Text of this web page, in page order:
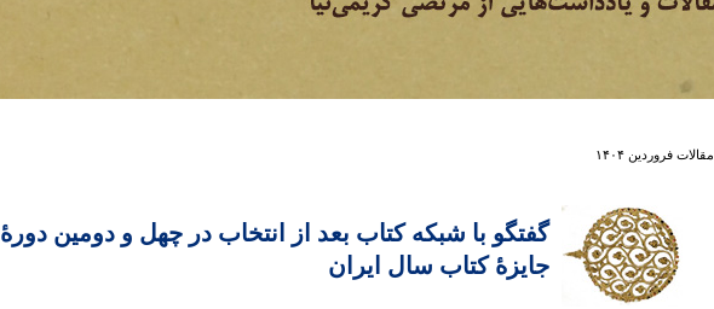
مقالات فروردين ۱۴۰۴
گفتگو با شبکه کتاب بعد از انتخاب در چهل و دومین دورۀ
جایزۀ کتاب سال ایران